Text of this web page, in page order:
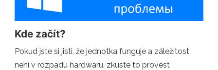
Kde začít?
Pokud jste si jisti, že jednotka funguje a záležitost
není v rozpadu hardwaru, zkuste to provést